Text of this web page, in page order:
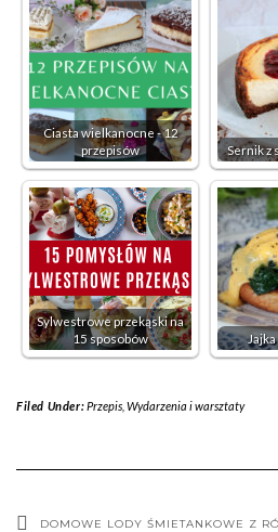
Ciasta wielkanocne - 12
przepisów
Sernik z
Sylwestrowe przekąski na
15 sposobów
Filed Under:Przepis, Wydarzenia i warsztaty
DOMOWE LODY ŚMIETANKOWE Z